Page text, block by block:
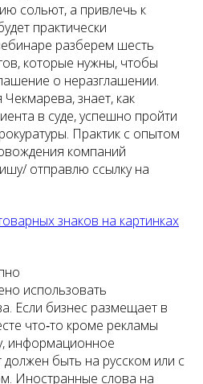
сольют, а привлечь к
практически
разберем шесть
которые нужны, чтобы
о неразглашении.
знает, как
в суде, успешно пройти
Практик с опытом
компаний
отправлю ссылку на
знаков на картинках
использовать
Если бизнес размещает в
что‑то кроме рекламы
информационное
быть на русском или с
Иностранные слова на